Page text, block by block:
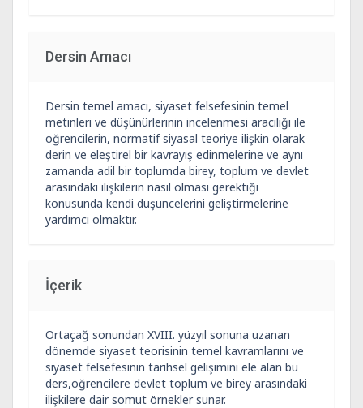
Dersin Amacı
Dersin temel amacı, siyaset felsefesinin temel
metinleri ve düşünürlerinin incelenmesi aracılığı ile
öğrencilerin, normatif siyasal teoriye ilişkin olarak
derin ve eleştirel bir kavrayış edinmelerine ve aynı
zamanda adil bir toplumda birey, toplum ve devlet
arasındaki ilişkilerin nasıl olması gerektiği
konusunda kendi düşüncelerini geliştirmelerine
yardımcı olmaktır.
İçerik
Ortaçağ sonundan XVIII. yüzyıl sonuna uzanan
dönemde siyaset teorisinin temel kavramlarını ve
siyaset felsefesinin tarihsel gelişimini ele alan bu
ders,öğrencilere devlet toplum ve birey arasındaki
ilişkilere dair somut örnekler sunar.